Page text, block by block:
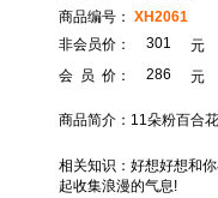
商品编号： XH2061
非会员价：
301
会 员 价： 286
商品简介：11朵粉百合
相关知识：好想好想和
起收集浪漫的气息!